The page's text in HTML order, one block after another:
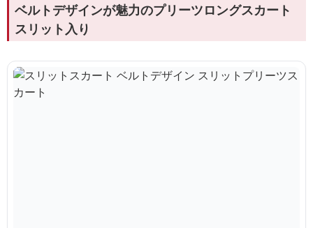
ベルトデザインが魅力のプリーツロングスカート
スリット入り